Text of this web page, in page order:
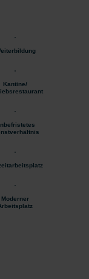
Kantine/
Moderner